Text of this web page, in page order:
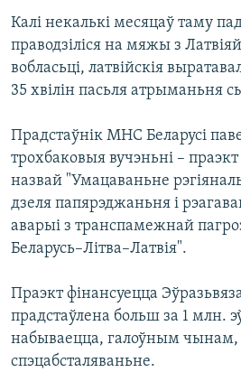
Калі некалькі месяцаў таму
праводзіліся на мяжы з
вобласьці, латвійскія
35 хвілін пасьля атрыманьня
Прадстаўнік МНС Беларусі
трохбаковыя вучэньні –
назвай "Умацаваньне
дзеля папярэджаньня і
аварыі з транспамежнай
Беларусь–Літва–Латвія".
Праэкт фінансуецца
прадстаўлена больш за 1 млн.
набываецца, галоўным чынам,
спэцабсталяваньне.